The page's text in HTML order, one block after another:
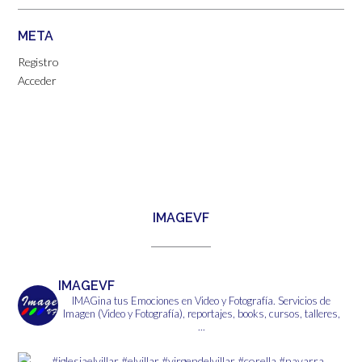
META
Registro
Acceder
IMAGEVF
IMAGEVF
IMAGina tus Emociones en Video y Fotografía. Servicios de
Imagen (Video y Fotografía), reportajes, books, cursos, talleres,
...